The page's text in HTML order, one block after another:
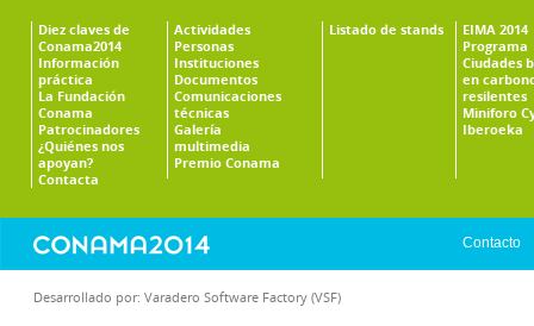
Diez claves de
Conama2014
Información
práctica
La Fundación
Conama
Patrocinadores
¿Quiénes nos
apoyan?
Contacta
Actividades
Personas
Instituciones
Documentos
Comunicaciones
técnicas
Galería
multimedia
Premio Conama
Listado de stands
EIMA 2014
Programa
Ciudades
en
resilentes
Miniforo
Iberoeka
Contacto
Desarrollado por: Varadero Software Factory (VSF)